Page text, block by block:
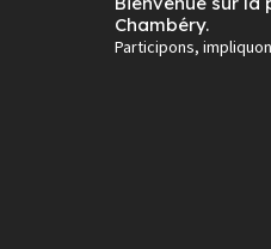
Chambéry.
Participons,